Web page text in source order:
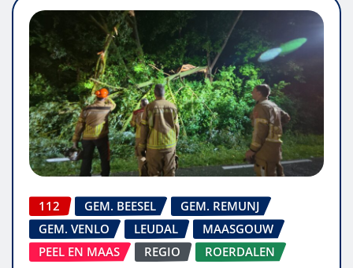
112 GEM. BEESEL
GEM. REMUNJ
GEM. VENLO
LEUDAL
MAASGOUW
PEEL EN MAAS
REGIO ROERDALEN